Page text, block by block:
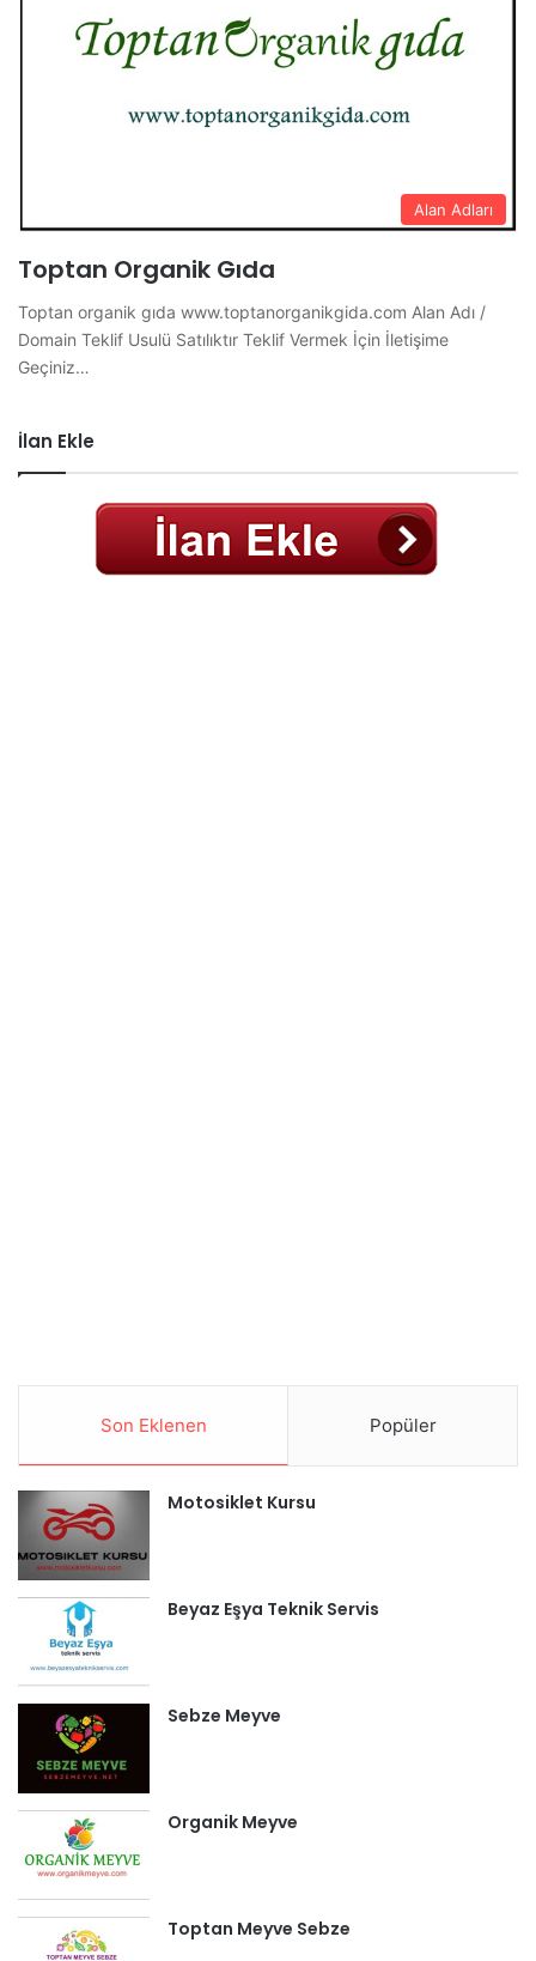
Alan Adları
Toptan Organik Gıda
Toptan organik gıda www.toptanorganikgida.com Alan Adı /
Domain Teklif Usulü Satılıktır Teklif Vermek İçin İletişime
Geçiniz…
İlan Ekle
Son Eklenen Popüler
Motosiklet Kursu
Beyaz Eşya Teknik Servis
Sebze Meyve
Organik Meyve
Toptan Meyve Sebze